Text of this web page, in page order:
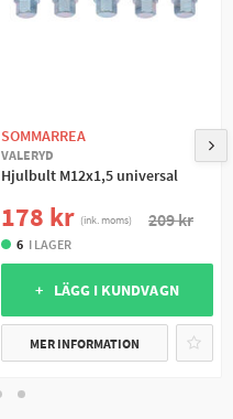
SOMMARREA
VALERYD
Hjulbult M12x1,5 universal
178 kr (ink. moms) 209 kr
6 I LAGER
+ LÄGG I KUNDVAGN
MER INFORMATION